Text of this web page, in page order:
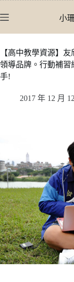
至
內
容
小
【高中教學資源】
領導品牌。行動補習
手!
2017 年 12 月